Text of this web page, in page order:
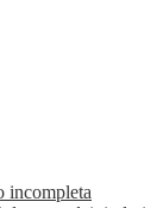
incompleta